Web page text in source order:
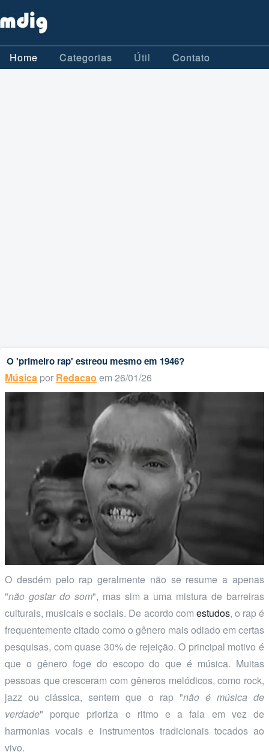
Home Categorias Útil Contato
O 'primeiro rap' estreou mesmo em 1946?
Música por Redacao em 26/01/26
O desdém pelo rap geralmente não se resume a apenas
"não gostar do som", mas sim a uma mistura de barreiras
culturais, musicais e sociais. De acordo com estudos, o rap é
frequentemente citado como o gênero mais odiado em certas
pesquisas, com quase 30% de rejeição. O principal motivo é
que o gênero foge do escopo do que é música. Muitas
pessoas que cresceram com gêneros melódicos, como rock,
jazz ou clássica, sentem que o rap "não é música de
verdade" porque prioriza o ritmo e a fala em vez de
harmonias vocais e instrumentos tradicionais tocados ao
vivo.